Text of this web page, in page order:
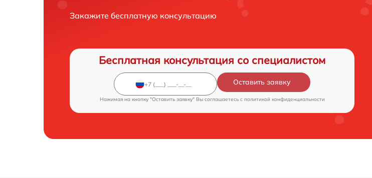
Закажите бесплатную консультацию
Бесплатная консультация со специалистом
Оставить заявку
Нажимая на кнопку "Оставить заявку" Вы соглашаетесь c политикой конфиденциальности